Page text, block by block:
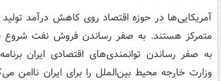
آمریکایی‌ها در حوزه اقتصاد روی کاهش درآمد
متمرکز هستند. به صفر رساندن فروش نفت شروع
به صفر رساندن توانمندی‌های اقتصادی ایران
وزارت خارجه محیط بین‌الملل را برای ایران ناامن